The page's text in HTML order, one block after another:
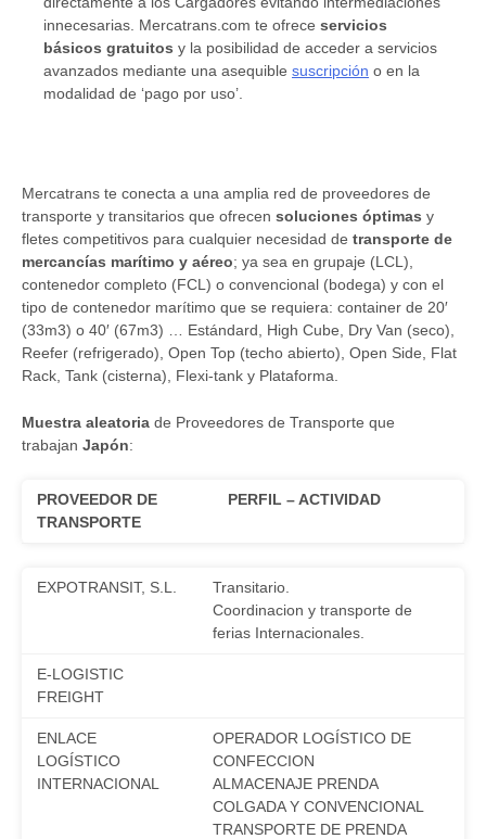
innecesarias. Mercatrans.com te ofrece servicios
básicos gratuitos y la posibilidad de acceder a servicios
avanzados mediante una asequible suscripción o en la
modalidad de ‘pago por uso’.
Mercatrans te conecta a una amplia red de proveedores de
transporte y transitarios que ofrecen soluciones óptimas y
fletes competitivos para cualquier necesidad de transporte de
mercancías marítimo y aéreo; ya sea en grupaje (LCL),
contenedor completo (FCL) o convencional (bodega) y con el
tipo de contenedor marítimo que se requiera: container de 20′
(33m3) o 40′ (67m3) … Estándard, High Cube, Dry Van (seco),
Reefer (refrigerado), Open Top (techo abierto), Open Side, Flat
Rack, Tank (cisterna), Flexi-tank y Plataforma.
Muestra aleatoria de Proveedores de Transporte que
trabajan Japón:
PROVEEDOR DE
TRANSPORTE
PERFIL – ACTIVIDAD
EXPOTRANSIT, S.L.
Transitario.
Coordinacion y transporte de
ferias Internacionales.
E-LOGISTIC
FREIGHT
ENLACE
LOGÍSTICO
INTERNACIONAL
OPERADOR LOGÍSTICO DE
CONFECCION
ALMACENAJE PRENDA
COLGADA Y CONVENCIONAL
TRANSPORTE DE PRENDA